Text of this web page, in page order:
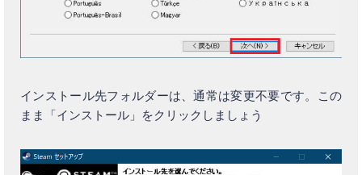
インストール先フォルダーは、通常は変更不要です。この
まま「インストール」をクリックしましょう